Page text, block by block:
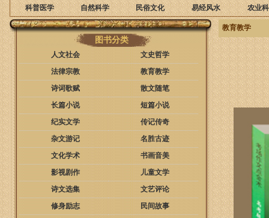
科普医学
自然科学 民俗文化 易经风水 农业
图书分类
人文社会
文史哲学
法律宗教
教育教学
诗词歌赋
散文随笔
长篇小说
短篇小说
纪实文学
传记传奇
杂文游记
名胜古迹
文化学术
书画音美
影视剧作
儿童文学
诗文选集
文艺评论
修身励志
民间故事
教育教学